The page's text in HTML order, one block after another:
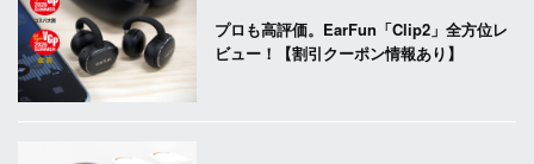
プロも高評価。EarFun「Clip2」全方位レ
ビュー！【割引クーポン情報あり】